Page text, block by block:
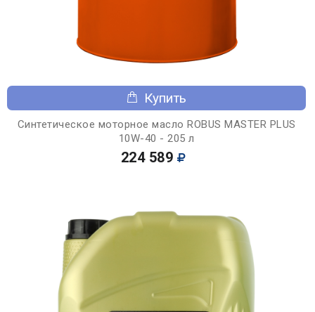
Купить
Синтетическое моторное масло ROBUS MASTER PLUS
10W-40 - 205 л
224 589